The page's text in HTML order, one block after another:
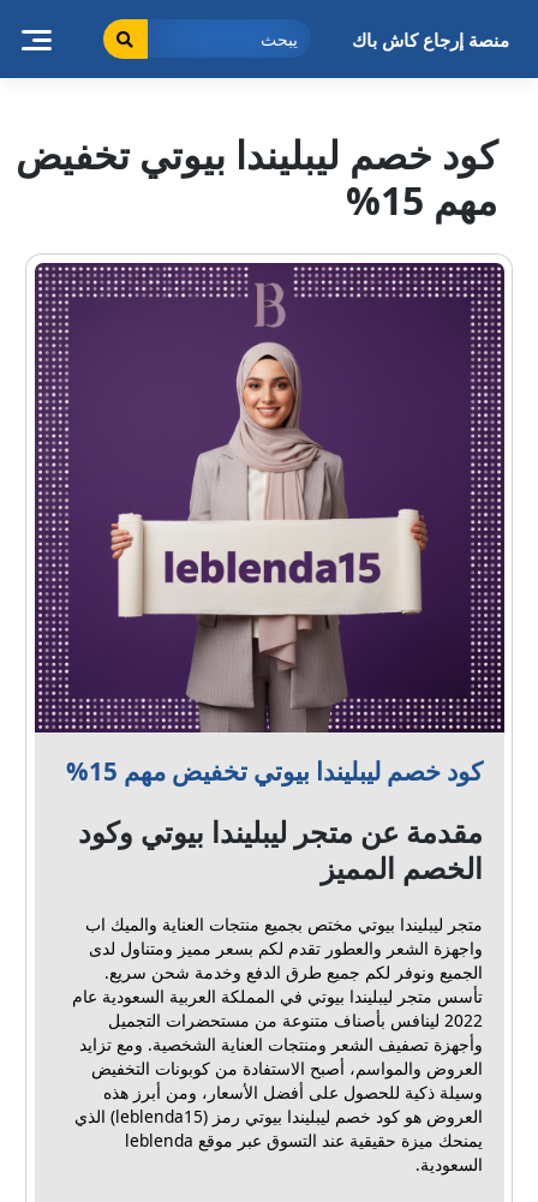
منصة إرجاع كاش باك
كود خصم ليبليندا بيوتي تخفيض
مهم 15%
كود خصم ليبليندا بيوتي تخفيض مهم 15%
مقدمة عن متجر ليبليندا بيوتي وكود
الخصم المميز
متجر ليبليندا بيوتي مختص بجميع منتجات العناية والميك اب
واجهزة الشعر والعطور تقدم لكم بسعر مميز ومتناول لدى
الجميع ونوفر لكم جميع طرق الدفع وخدمة شحن سريع.
تأسس متجر ليبليندا بيوتي في المملكة العربية السعودية عام
2022 لينافس بأصناف متنوعة من مستحضرات التجميل
وأجهزة تصفيف الشعر ومنتجات العناية الشخصية. ومع تزايد
العروض والمواسم، أصبح الاستفادة من كوبونات التخفيض
وسيلة ذكية للحصول على أفضل الأسعار، ومن أبرز هذه
العروض هو كود خصم ليبليندا بيوتي رمز (leblenda15) الذي
يمنحك ميزة حقيقية عند التسوق عبر موقع leblenda
السعودية.